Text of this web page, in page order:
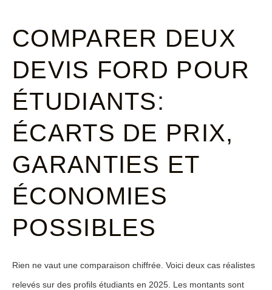
COMPARER DEUX
DEVIS FORD POUR
ÉTUDIANTS:
ÉCARTS DE PRIX,
GARANTIES ET
ÉCONOMIES
POSSIBLES
Rien ne vaut une comparaison chiffrée. Voici deux cas réalistes
relevés sur des profils étudiants en 2025. Les montants sont